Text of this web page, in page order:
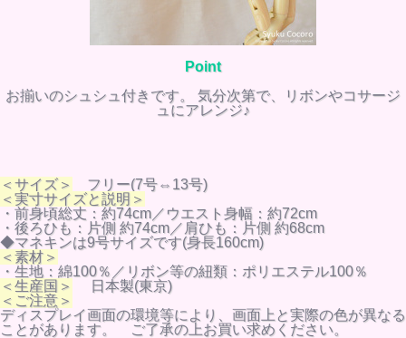
Point
お揃いのシュシュ付きです。 気分次第で、リボンやコサージ
ュにアレンジ♪
＜サイズ＞
フリー(7号⇔13号)
＜実寸サイズと説明＞
・前身頃総丈：約74cm／ウエスト身幅：約72cm
・後ろひも：片側 約74cm／肩ひも：片側 約68cm
◆マネキンは9号サイズです(身長160cm)
＜素材＞
・生地：綿100％／リボン等の紐類：ポリエステル100％
＜生産国＞
日本製(東京)
＜ご注意＞
ディスプレイ画面の環境等により、画面上と実際の色が異なる
ことがあります。 ご了承の上お買い求めください。